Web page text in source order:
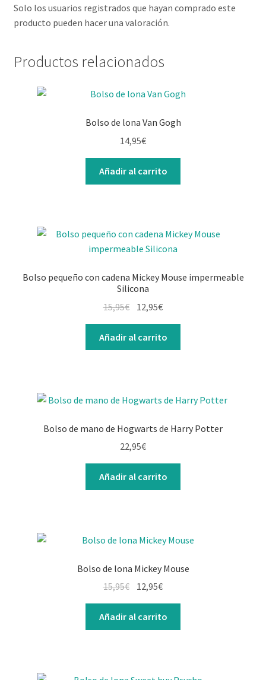
Solo los usuarios registrados que hayan comprado este
producto pueden hacer una valoración.
Productos relacionados
Bolso de lona Van Gogh
14,95€
Añadir al carrito
Bolso pequeño con cadena Mickey Mouse impermeable
Silicona
15,95€ 12,95€
Añadir al carrito
Bolso de mano de Hogwarts de Harry Potter
22,95€
Añadir al carrito
Bolso de lona Mickey Mouse
15,95€ 12,95€
Añadir al carrito